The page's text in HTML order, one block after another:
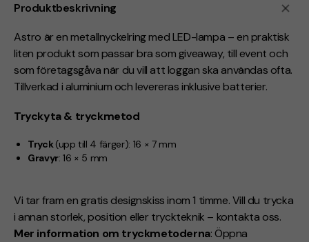
Produktbeskrivning
Astro är en metallnyckelring med LED-lampa – en praktisk
liten produkt som passar bra som giveaway, till event och
som företagsgåva när du vill att loggan ska användas ofta.
Tillverkad i aluminium och levereras inklusive batterier.
Tryckyta & tryckmetod
Tryck(upp till 4 färger): 16 × 7 mm
Gravyr:16 × 5 mm
Vi tar fram en gratis designskiss inom 1 timme. Vill du trycka
i annan storlek, position eller tryckteknik – kontakta oss.
Mer information om tryckmetoderna: Öppna